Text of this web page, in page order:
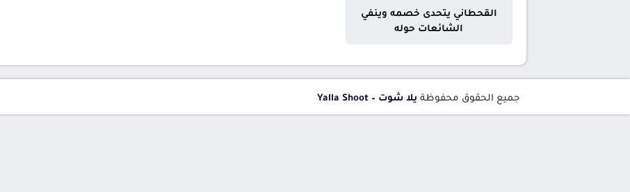
القحطاني يتحدى خصمه وينفي
الشائعات حوله
جميع الحقوق محفوظة يلا شوت – Yalla Shoot